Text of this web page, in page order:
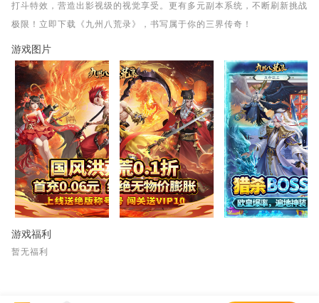
打斗特效，营造出影视级的视觉享受。更有多元副本系统，不断刷新挑战
极限！立即下载《九州八荒录》，书写属于你的三界传奇！
游戏图片
游戏福利
暂无福利